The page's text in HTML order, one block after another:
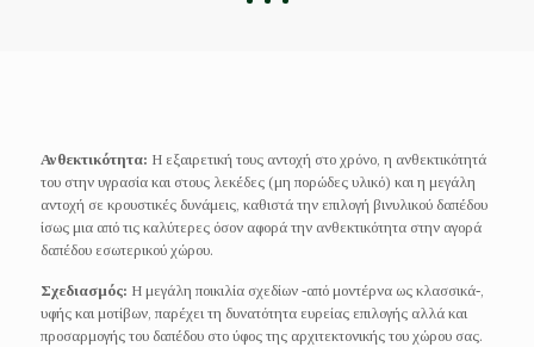
Ανθεκτικότητα: Η εξαιρετική τους αντοχή στο χρόνο, η ανθεκτικότητά
του στην υγρασία και στους λεκέδες (μη πορώδες υλικό) και η μεγάλη
αντοχή σε κρουστικές δυνάμεις, καθιστά την επιλογή βινυλικού δαπέδου
ίσως μια από τις καλύτερες όσον αφορά την ανθεκτικότητα στην αγορά
δαπέδου εσωτερικού χώρου.
Σχεδιασμός: Η μεγάλη ποικιλία σχεδίων -από μοντέρνα ως κλασσικά-,
υφής και μοτίβων, παρέχει τη δυνατότητα ευρείας επιλογής αλλά και
προσαρμογής του δαπέδου στο ύφος της αρχιτεκτονικής του χώρου σας.